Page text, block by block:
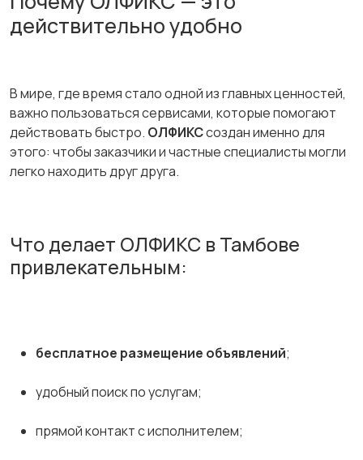
Хобби и развлечения Электроника
Для дома и дачи Услуги
действительно удобно
В мире, где время стало одной из главных ценностей,
важно пользоваться сервисами, которые помогают
действовать быстро. ОЛФИКСсоздан именно для
этого: чтобы заказчики и частные специалисты могли
легко находить друг друга.
Что делает ОЛФИКС в Тамбове
привлекательным:
бесплатное размещение объявлений;
удобный поиск по услугам;
прямой контакт с исполнителем;